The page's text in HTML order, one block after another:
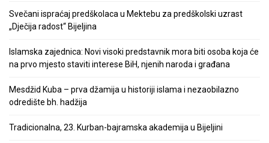
Svečani ispraćaj predškolaca u Mektebu za predškolski uzrast
„Dječija radost“ Bijeljina
Islamska zajednica: Novi visoki predstavnik mora biti osoba koja će
na prvo mjesto staviti interese BiH, njenih naroda i građana
Mesdžid Kuba – prva džamija u historiji islama i nezaobilazno
odredište bh. hadžija
Tradicionalna, 23. Kurban-bajramska akademija u Bijeljini